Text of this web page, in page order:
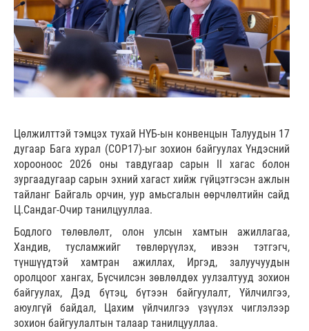
Цөлжилттэй тэмцэх тухай НҮБ-ын конвенцын Талуудын 17
дугаар Бага хурал (COP17)-ыг зохион байгуулах Үндэсний
хорооноос 2026 оны тавдугаар сарын II хагас болон
зургаадугаар сарын эхний хагаст хийж гүйцэтгэсэн ажлын
тайланг Байгаль орчин, уур амьсгалын өөрчлөлтийн сайд
Ц.Сандаг-Очир танилцууллаа.
Бодлого төлөвлөлт, олон улсын хамтын ажиллагаа,
Хандив, тусламжийг төвлөрүүлэх, ивээн тэтгэгч,
түншүүдтэй хамтран ажиллах, Иргэд, залуучуудын
оролцоог хангах, Бүсчилсэн зөвлөлдөх уулзалтууд зохион
байгуулах, Дэд бүтэц, бүтээн байгуулалт, Үйлчилгээ,
аюулгүй байдал, Цахим үйлчилгээ үзүүлэх чиглэлээр
зохион байгуулалтын талаар танилцууллаа.